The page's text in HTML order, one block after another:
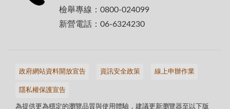
檢舉專線：0800-024099
新營電話：06-6324230
政府網站資料開放宣告 資訊安全政策 線上申辦作業
隱私權保護宣告
為提供更為穩定的瀏覽品質與使用體驗，建議更新瀏覽器至以下版